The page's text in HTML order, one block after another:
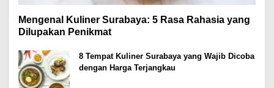
Mengenal Kuliner Surabaya: 5 Rasa Rahasia yang
Dilupakan Penikmat
8 Tempat Kuliner Surabaya yang Wajib Dicoba
dengan Harga Terjangkau